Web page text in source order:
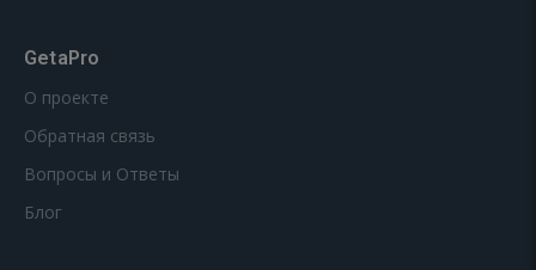
GetaPro
О проекте
Обратная связь
Вопросы и Ответы
Блог